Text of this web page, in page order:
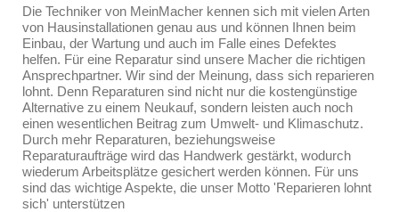
Die Techniker von MeinMacher kennen sich mit vielen Arten
von Hausinstallationen genau aus und können Ihnen beim
Einbau, der Wartung und auch im Falle eines Defektes
helfen. Für eine Reparatur sind unsere Macher die richtigen
Ansprechpartner. Wir sind der Meinung, dass sich reparieren
lohnt. Denn Reparaturen sind nicht nur die kostengünstige
Alternative zu einem Neukauf, sondern leisten auch noch
einen wesentlichen Beitrag zum Umwelt- und Klimaschutz.
Durch mehr Reparaturen, beziehungsweise
Reparaturaufträge wird das Handwerk gestärkt, wodurch
wiederum Arbeitsplätze gesichert werden können. Für uns
sind das wichtige Aspekte, die unser Motto 'Reparieren lohnt
sich' unterstützen